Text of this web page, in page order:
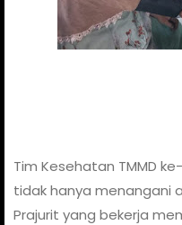
Tim Kesehatan TMMD
tidak hanya menangani
Prajurit yang bekerja